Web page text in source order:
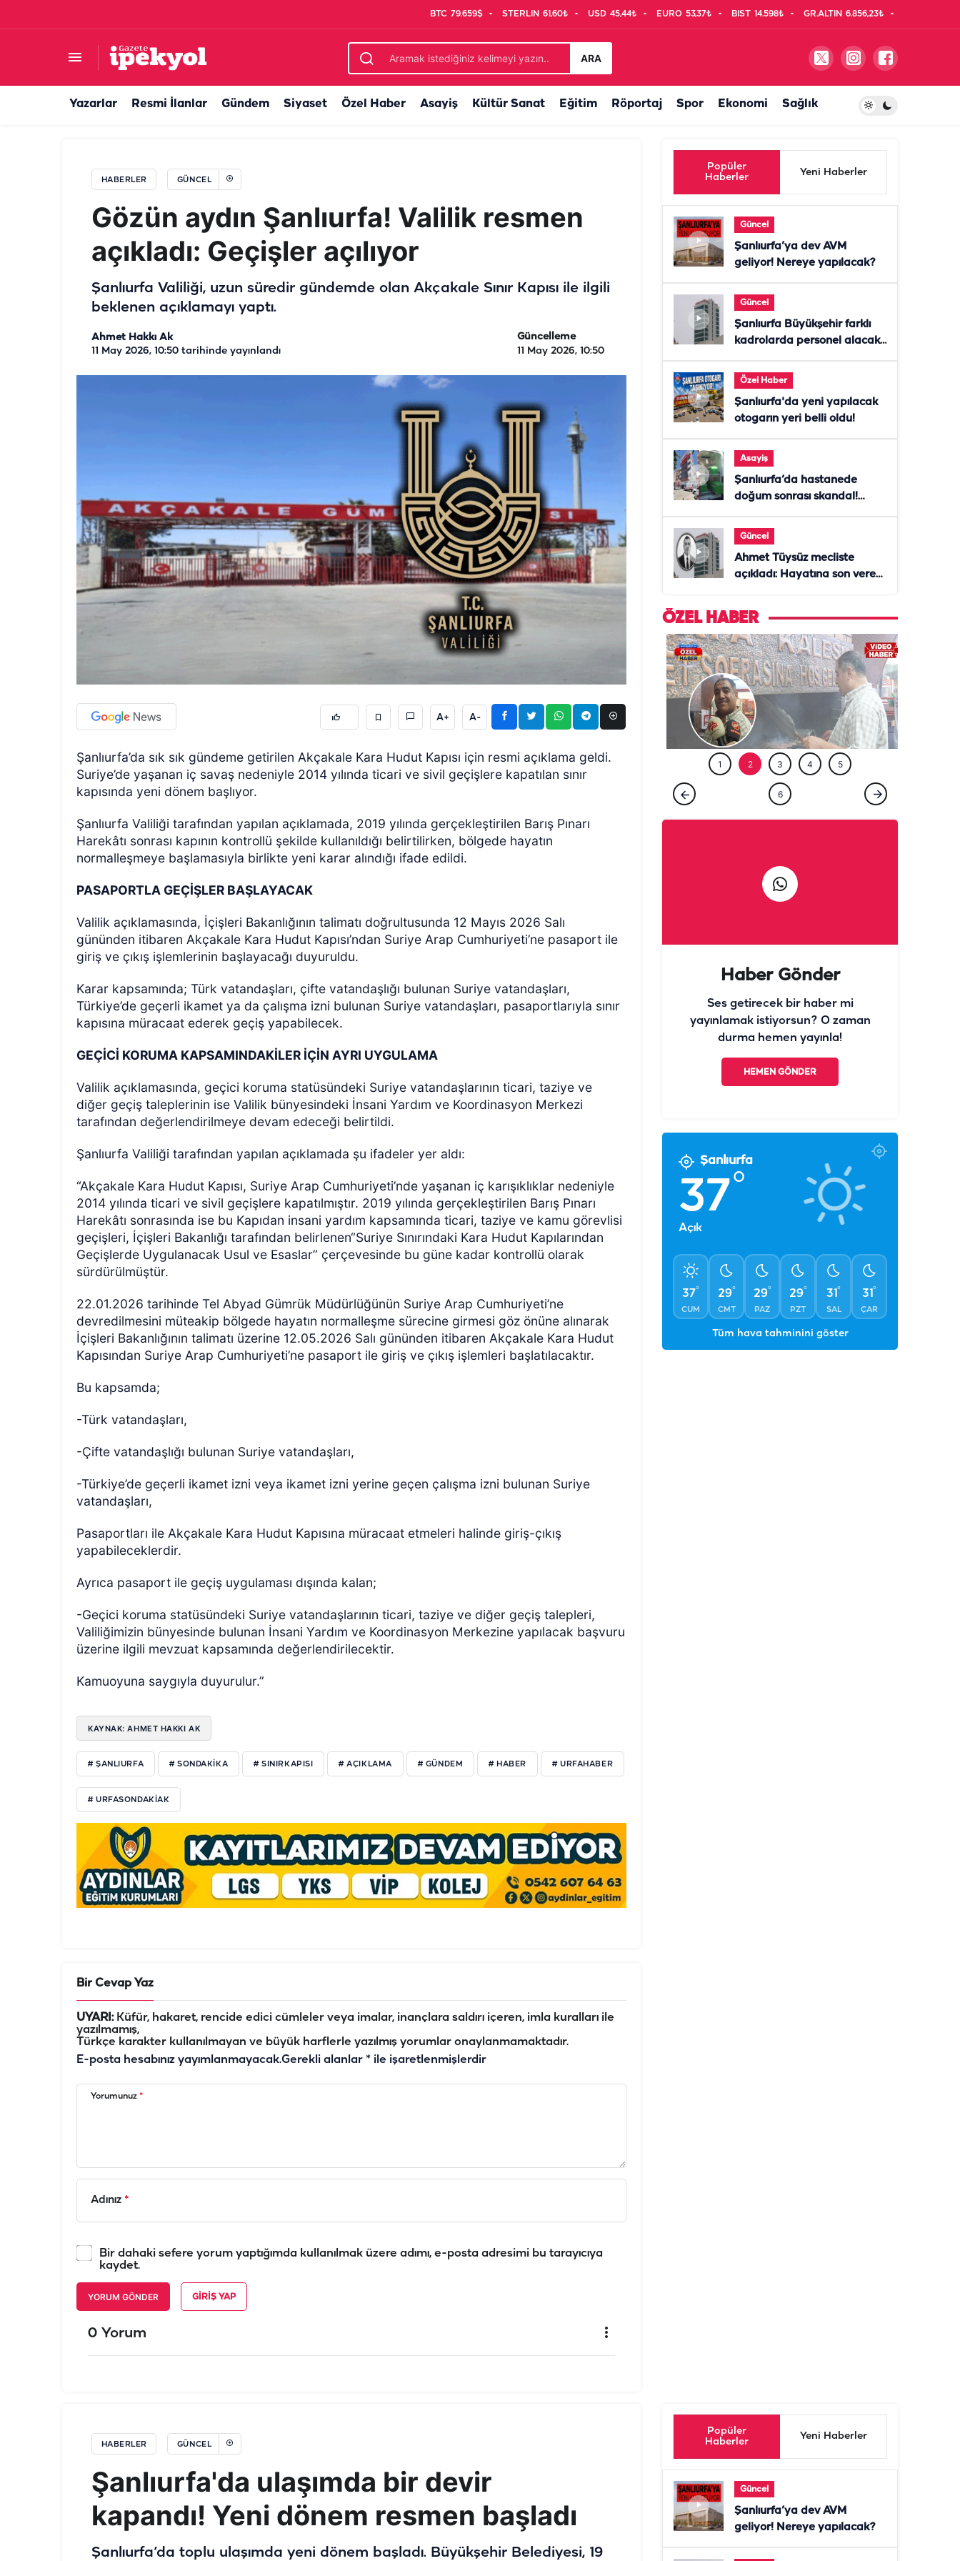
BTC 79.659$ STERLIN 61,60₺ USD 45,44₺ EURO 53,37₺ BIST 14.598₺ GR.ALTIN 6.856,23₺
ARA
Yazarlar Resmi İlanlar Gündem Siyaset Özel Haber Asayiş Kültür Sanat Eğitim Röportaj Spor Ekonomi Sağlık
HABERLER GÜNCEL
Gözün aydın Şanlıurfa! Valilik resmen
açıkladı: Geçişler açılıyor
Şanlıurfa Valiliği, uzun süredir gündemde olan Akçakale Sınır Kapısı ile ilgili
beklenen açıklamayı yaptı.
Ahmet Hakkı Ak
11 May 2026, 10:50 tarihinde yayınlandı
Güncelleme
11 May 2026, 10:50
A+ A-
Şanlıurfa’da sık sık gündeme getirilen Akçakale Kara Hudut Kapısı için resmi açıklama geldi.
Suriye’de yaşanan iç savaş nedeniyle 2014 yılında ticari ve sivil geçişlere kapatılan sınır
kapısında yeni dönem başlıyor.
Şanlıurfa Valiliği tarafından yapılan açıklamada, 2019 yılında gerçekleştirilen Barış Pınarı
Harekâtı sonrası kapının kontrollü şekilde kullanıldığı belirtilirken, bölgede hayatın
normalleşmeye başlamasıyla birlikte yeni karar alındığı ifade edildi.
PASAPORTLA GEÇİŞLER BAŞLAYACAK
Valilik açıklamasında, İçişleri Bakanlığının talimatı doğrultusunda 12 Mayıs 2026 Salı
gününden itibaren Akçakale Kara Hudut Kapısı’ndan Suriye Arap Cumhuriyeti’ne pasaport ile
giriş ve çıkış işlemlerinin başlayacağı duyuruldu.
Karar kapsamında; Türk vatandaşları, çifte vatandaşlığı bulunan Suriye vatandaşları,
Türkiye’de geçerli ikamet ya da çalışma izni bulunan Suriye vatandaşları, pasaportlarıyla sınır
kapısına müracaat ederek geçiş yapabilecek.
GEÇİCİ KORUMA KAPSAMINDAKİLER İÇİN AYRI UYGULAMA
Valilik açıklamasında, geçici koruma statüsündeki Suriye vatandaşlarının ticari, taziye ve
diğer geçiş taleplerinin ise Valilik bünyesindeki İnsani Yardım ve Koordinasyon Merkezi
tarafından değerlendirilmeye devam edeceği belirtildi.
Şanlıurfa Valiliği tarafından yapılan açıklamada şu ifadeler yer aldı:
“Akçakale Kara Hudut Kapısı, Suriye Arap Cumhuriyeti’nde yaşanan iç karışıklıklar nedeniyle
2014 yılında ticari ve sivil geçişlere kapatılmıştır. 2019 yılında gerçekleştirilen Barış Pınarı
Harekâtı sonrasında ise bu Kapıdan insani yardım kapsamında ticari, taziye ve kamu görevlisi
geçişleri, İçişleri Bakanlığı tarafından belirlenen“Suriye Sınırındaki Kara Hudut Kapılarından
Geçişlerde Uygulanacak Usul ve Esaslar” çerçevesinde bu güne kadar kontrollü olarak
sürdürülmüştür.
22.01.2026 tarihinde Tel Abyad Gümrük Müdürlüğünün Suriye Arap Cumhuriyeti’ne
devredilmesini müteakip bölgede hayatın normalleşme sürecine girmesi göz önüne alınarak
İçişleri Bakanlığının talimatı üzerine 12.05.2026 Salı gününden itibaren Akçakale Kara Hudut
Kapısından Suriye Arap Cumhuriyeti’ne pasaport ile giriş ve çıkış işlemleri başlatılacaktır.
Bu kapsamda;
-Türk vatandaşları,
-Çifte vatandaşlığı bulunan Suriye vatandaşları,
-Türkiye’de geçerli ikamet izni veya ikamet izni yerine geçen çalışma izni bulunan Suriye
vatandaşları,
Pasaportları ile Akçakale Kara Hudut Kapısına müracaat etmeleri halinde giriş-çıkış
yapabileceklerdir.
Ayrıca pasaport ile geçiş uygulaması dışında kalan;
-Geçici koruma statüsündeki Suriye vatandaşlarının ticari, taziye ve diğer geçiş talepleri,
Valiliğimizin bünyesinde bulunan İnsani Yardım ve Koordinasyon Merkezine yapılacak başvuru
üzerine ilgili mevzuat kapsamında değerlendirilecektir.
Kamuoyuna saygıyla duyurulur.”
KAYNAK: AHMET HAKKI AK
# ŞANLIURFA # SONDAKIKA # SINIRKAPISI # AÇIKLAMA # GÜNDEM # HABER # URFAHABER
# URFASONDAKIAK
Bir Cevap Yaz
UYARI:Küfür, hakaret, rencide edici cümleler veya imalar, inançlara saldırı içeren, imla kuralları ile
yazılmamış,
Türkçe karakter kullanılmayan ve büyük harflerle yazılmış yorumlar onaylanmamaktadır.
E-posta hesabınız yayımlanmayacak.Gerekli alanlar * ile işaretlenmişlerdir
Yorumunuz *
Adınız *
Bir dahaki sefere yorum yaptığımda kullanılmak üzere adımı, e-posta adresimi bu tarayıcıya
kaydet.
YORUM GÖNDER GIRIŞ YAP
0 Yorum
Popüler
Haberler
Yeni Haberler
Güncel
Şanlıurfa’ya dev AVM
geliyor! Nereye yapılacak?
Güncel
Şanlıurfa Büyükşehir farklı
kadrolarda personel alacak!
Özel Haber
Şanlıurfa'da yeni yapılacak
otogarın yeri belli oldu!
Asayiş
Şanlıurfa’da hastanede
doğum sonrası skandal!
Güncel
Ahmet Tüysüz mecliste
açıkladı: Hayatına son veren
ÖZEL HABER
GÜNCEL ÖZEL HABER
Şanlıurfa'da bir ömür ocağın başında:
Çıraklığını yapmadığın işin ustalığını
1 3 4 5
6
Haber Gönder
Ses getirecek bir haber mi
yayınlamak istiyorsun? O zaman
durma hemen yayınla!
HEMEN GÖNDER
Şanlıurfa
37°
Açık
37 29 29 29 31 31
Tüm hava tahminini göster
HABERLER GÜNCEL
Şanlıurfa'da ulaşımda bir devir
kapandı! Yeni dönem resmen başladı
Şanlıurfa’da toplu ulaşımda yeni dönem başladı. Büyükşehir Belediyesi, 19
Şanlıurfa'da ulaşımda bir devir kapandı! Yeni dönem resmen başladı
Popüler
Haberler
Yeni Haberler
Güncel
Şanlıurfa’ya dev AVM
geliyor! Nereye yapılacak?